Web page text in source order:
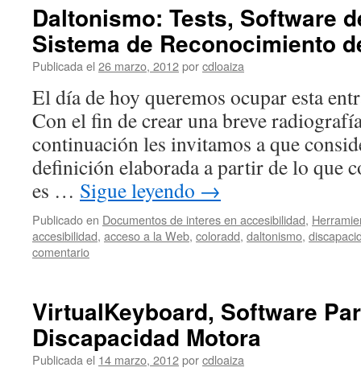
Daltonismo: Tests, Software
Sistema de Reconocimiento
Publicada el 26 marzo, 2012porcdloaiza
El día de hoy queremos ocupar esta
Con el fin de crear una breve
continuación les invitamos a que
definición elaborada a partir de lo que
es … Sigue leyendo →
Publicado en Documentos de interes en accesibilidad,
accesibilidad, acceso a la Web, coloradd, daltonismo,
comentario
VirtualKeyboard, Software
Discapacidad Motora
Publicada el 14 marzo, 2012porcdloaiza